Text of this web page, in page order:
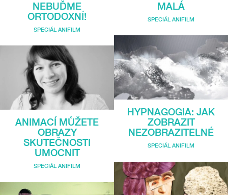
NEBUĎME
ORTODOXNÍ!
SPECIÁL ANIFILM
ANIMACÍ MŮŽETE
OBRAZY
SKUTEČNOSTI
UMOCNIT
SPECIÁL ANIFILM
MALÁ
SPECIÁL ANIFILM
HYPNAGOGIA: JAK
ZOBRAZIT
NEZOBRAZITELNÉ
SPECIÁL ANIFILM